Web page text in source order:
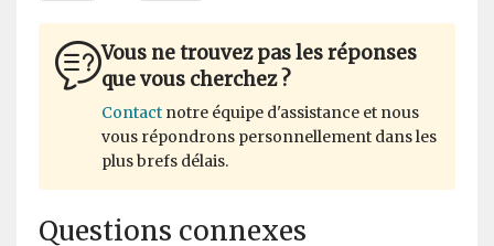
Vous ne trouvez pas les réponses
que vous cherchez ?
Contact notre équipe d'assistance et nous
vous répondrons personnellement dans les
plus brefs délais.
Questions connexes